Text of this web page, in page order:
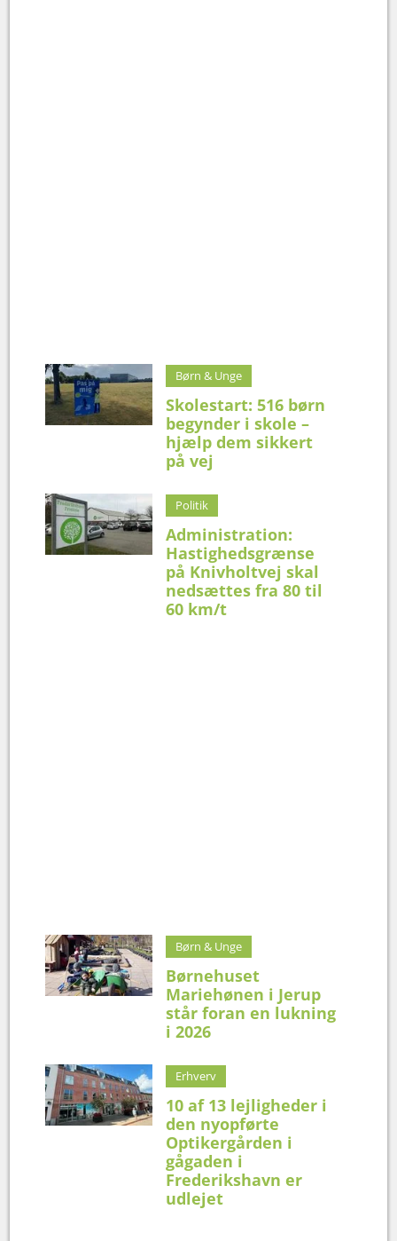
Børn & Unge
Skolestart: 516 børn
begynder i skole –
hjælp dem sikkert
på vej
Politik
Administration:
Hastighedsgrænse
på Knivholtvej skal
nedsættes fra 80 til
60 km/t
Børn & Unge
Børnehuset
Mariehønen i Jerup
står foran en lukning
i 2026
Erhverv
10 af 13 lejligheder i
den nyopførte
Optikergården i
gågaden i
Frederikshavn er
udlejet